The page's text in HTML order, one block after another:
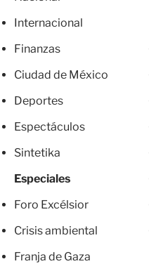
Internacional
Finanzas
Ciudad de México
Deportes
Espectáculos
Sintetika
Especiales
Foro Excélsior
Crisis ambiental
Franja de Gaza